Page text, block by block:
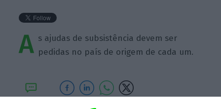
A s ajudas de subsistência devem ser
pedidas no país de origem de cada um.